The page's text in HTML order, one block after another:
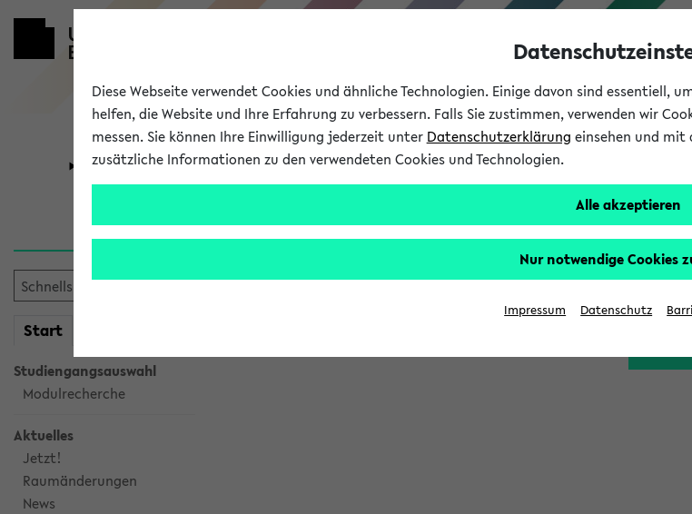
Universität Forschung Studium
Start
Studiengangsauswahl
Modulrecherche
Aktuelles
Jetzt!
Raumänderungen
News
Sie möchten auf eine eKVV Funktion zugreifen, die Ihnen erst nach
Bitte
Diese Webseite verwendet Cookies und ähnliche Technologien. Einige davon sind
helfen, die Website und Ihre Erfahrung zu verbessern. Falls Sie zustimmen, verwenden wir
messen. Sie können Ihre Einwilligung jederzeit unter Datenschutzerklärung einsehen und mit
zusätzliche Informationen zu den verwendeten Cookies und Technologien.
Alle akzeptieren
Nur notwendige Cookies
Impressum Datenschutz